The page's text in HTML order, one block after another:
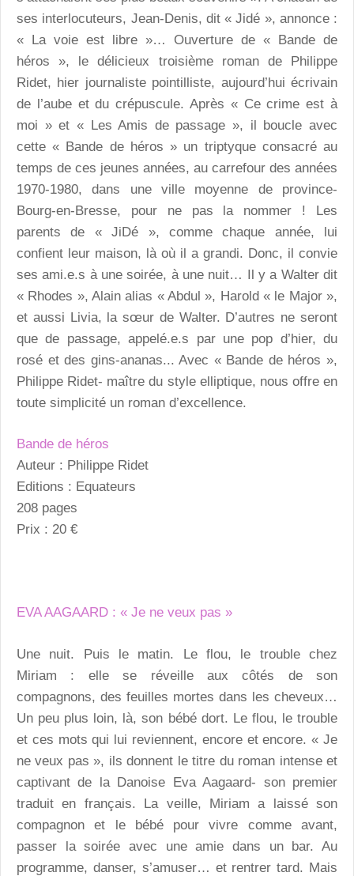
ses interlocuteurs, Jean-Denis, dit « Jidé », annonce :
« La voie est libre »… Ouverture de « Bande de
héros », le délicieux troisième roman de Philippe
Ridet, hier journaliste pointilliste, aujourd’hui écrivain
de l’aube et du crépuscule. Après « Ce crime est à
moi » et « Les Amis de passage », il boucle avec
cette « Bande de héros » un triptyque consacré au
temps de ces jeunes années, au carrefour des années
1970-1980, dans une ville moyenne de province-
Bourg-en-Bresse, pour ne pas la nommer ! Les
parents de « JiDé », comme chaque année, lui
confient leur maison, là où il a grandi. Donc, il convie
ses ami.e.s à une soirée, à une nuit… Il y a Walter dit
« Rhodes », Alain alias « Abdul », Harold « le Major »,
et aussi Livia, la sœur de Walter. D’autres ne seront
que de passage, appelé.e.s par une pop d’hier, du
rosé et des gins-ananas... Avec « Bande de héros »,
Philippe Ridet- maître du style elliptique, nous offre en
toute simplicité un roman d’excellence.
Bande de héros
Auteur : Philippe Ridet
Editions : Equateurs
208 pages
Prix : 20 €
EVA AAGAARD : « Je ne veux pas »
Une nuit. Puis le matin. Le flou, le trouble chez
Miriam : elle se réveille aux côtés de son
compagnons, des feuilles mortes dans les cheveux…
Un peu plus loin, là, son bébé dort. Le flou, le trouble
et ces mots qui lui reviennent, encore et encore. « Je
ne veux pas », ils donnent le titre du roman intense et
captivant de la Danoise Eva Aagaard- son premier
traduit en français. La veille, Miriam a laissé son
compagnon et le bébé pour vivre comme avant,
passer la soirée avec une amie dans un bar. Au
programme, danser, s’amuser… et rentrer tard. Mais